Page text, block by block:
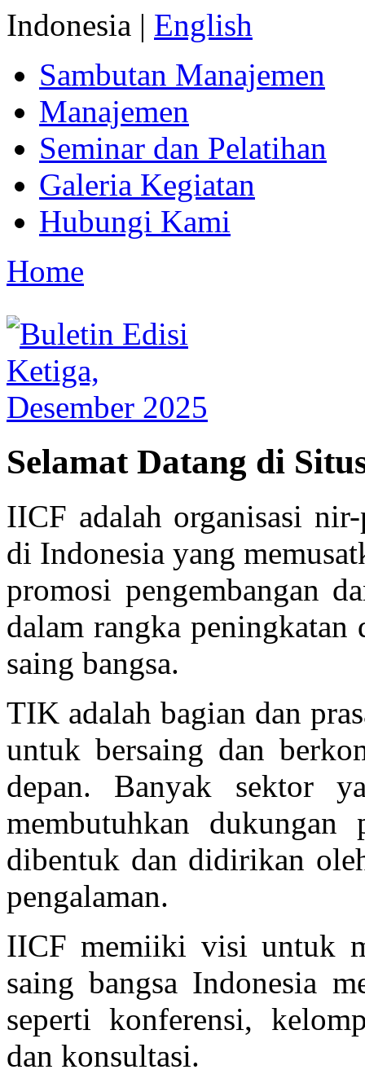
Indonesia | English
Sambutan Manajemen
Manajemen
Seminar dan Pelatihan
Galeria Kegiatan
Hubungi Kami
Home
Selamat Datang di
IICF adalah organisasi
di Indonesia yang
promosi pengembangan
dalam rangka peningkatan
saing bangsa.
TIK adalah bagian dan
untuk bersaing dan
depan. Banyak sektor
membutuhkan
dibentuk dan didirikan
pengalaman.
IICF memiiki visi untuk
saing bangsa Indonesia
seperti konferensi,
dan konsultasi.